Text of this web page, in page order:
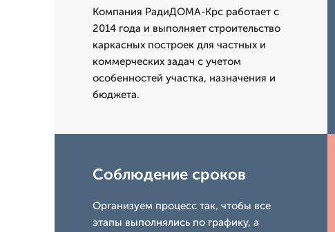
Компания РадиДОМА-Крс работает с
2014 года и выполняет строительство
каркасных построек для частных и
коммерческих задач с учетом
особенностей участка, назначения и
бюджета.
Соблюдение сроков
Организуем процесс так, чтобы все
этапы выполнялись по графику, а